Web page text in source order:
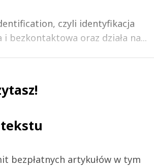
czyli identyfikacja
bezkontaktowa oraz działa na...
tekstu
bezpłatnych artykułów w tym